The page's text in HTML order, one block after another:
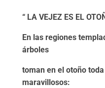
“ LA VEJEZ ES EL
En las regiones
árboles
toman en el otoño
maravillosos: